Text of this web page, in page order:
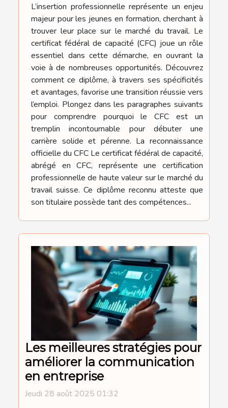
L’insertion professionnelle représente un enjeu
majeur pour les jeunes en formation, cherchant à
trouver leur place sur le marché du travail. Le
certificat fédéral de capacité (CFC) joue un rôle
essentiel dans cette démarche, en ouvrant la
voie à de nombreuses opportunités. Découvrez
comment ce diplôme, à travers ses spécificités
et avantages, favorise une transition réussie vers
l’emploi. Plongez dans les paragraphes suivants
pour comprendre pourquoi le CFC est un
tremplin incontournable pour débuter une
carrière solide et pérenne. La reconnaissance
officielle du CFC Le certificat fédéral de capacité,
abrégé en CFC, représente une certification
professionnelle de haute valeur sur le marché du
travail suisse. Ce diplôme reconnu atteste que
son titulaire possède tant des compétences...
Les meilleures stratégies pour
améliorer la communication
en entreprise
Jeudi 28 août 2025 01:32